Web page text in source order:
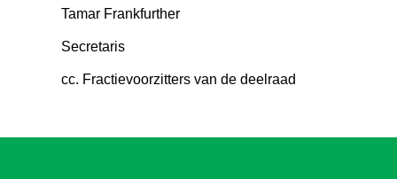
Tamar Frankfurther
Secretaris
cc. Fractievoorzitters van de deelraad